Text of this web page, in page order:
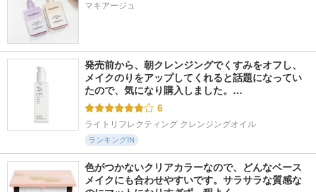
マキアージュ
発売前から、朝クレンジングでくすみをオフし、
メイクのりをアップしてくれると話題になってい
たので、気になり購入しました。…
6
ライトリフレクティング クレンジングオイル
ランキングIN
色がつかないクリアカラーなので、どんなベース
メイクにも合わせやすいです。サラサラな質感な